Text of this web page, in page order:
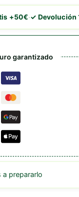
+50€·✓ Devolución
garantizado
prepararlo